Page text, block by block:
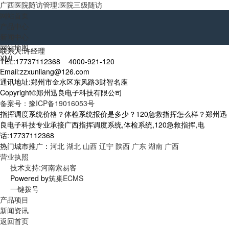
广西医院随访管理:医院三级随访
网站地图
XML
联系人:许经理
TEL:17737112368 4000-921-120
Email:zzxunliang@126.com
通讯地址:郑州市金水区东风路3财智名座
Copyright©郑州迅良电子科技有限公司
备案号：豫ICP备19016053号
指挥调度系统价格？体检系统报价是多少？120急救指挥怎么样？郑州迅
良电子科技专业承接广西指挥调度系统,体检系统,120急救指挥,电
话:17737112368
热门城市推广： 河北 湖北 山西 辽宁 陕西 广东 湖南 广西
营业执照
技术支持:河南索易客
Powered by筑巢ECMS
一键拨号
产品项目
新闻资讯
返回首页